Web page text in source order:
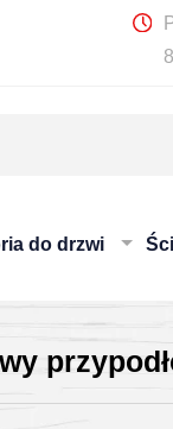
do drzwi